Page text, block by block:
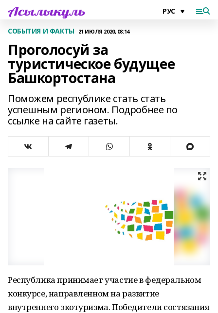
СОБЫТИЯ И ФАКТЫ 21 ИЮЛЯ 2020, 08:14
Проголосуй за
туристическое будущее
Башкортостана
Поможем республике стать стать
успешным регионом. Подробнее по
ссылке на сайте газеты.
Республика принимает участие в федеральном
конкурсе, направленном на развитие
внутреннего экотуризма. Победители состязания